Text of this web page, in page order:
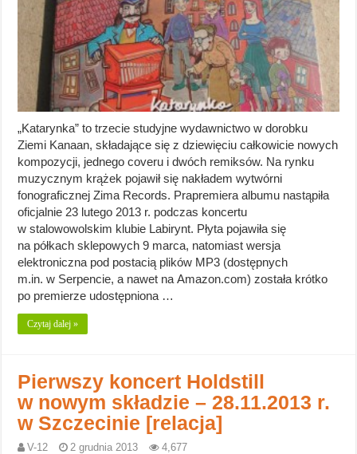
„Katarynka” to trzecie studyjne wydawnictwo w dorobku
Ziemi Kanaan, składające się z dziewięciu całkowicie nowych
kompozycji, jednego coveru i dwóch remiksów. Na rynku
muzycznym krążek pojawił się nakładem wytwórni
fonograficznej Zima Records. Prapremiera albumu nastąpiła
oficjalnie 23 lutego 2013 r. podczas koncertu
w stalowowolskim klubie Labirynt. Płyta pojawiła się
na półkach sklepowych 9 marca, natomiast wersja
elektroniczna pod postacią plików MP3 (dostępnych
m.in. w Serpencie, a nawet na Amazon.com) została krótko
po premierze udostępniona …
Czytaj dalej »
Pierwszy koncert Holdstill
w nowym składzie – 28.11.2013 r.
w Szczecinie [relacja]
V-12 2 grudnia 2013 4,677